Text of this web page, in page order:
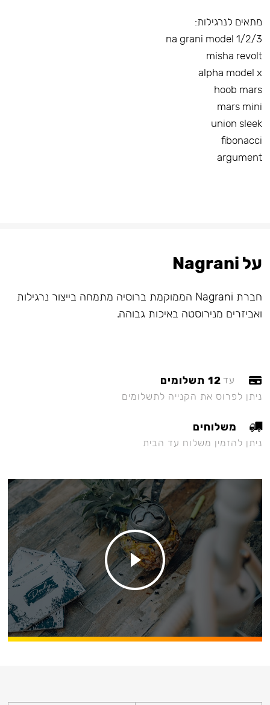
מתאים לנרגילות:
na grani model 1/2/3
misha revolt
alpha model x
hoob mars
mars mini
union sleek
fibonacci
argument
על Nagrani
חברת Nagrani הממוקמת ברוסיה מתמחה בייצור נרגילות
ואביזרים מנירוסטה באיכות גבוהה.
עד 12 תשלומים
ניתן לפרוס את הקנייה לתשלומים
משלוחים
ניתן להזמין משלוח עד הבית